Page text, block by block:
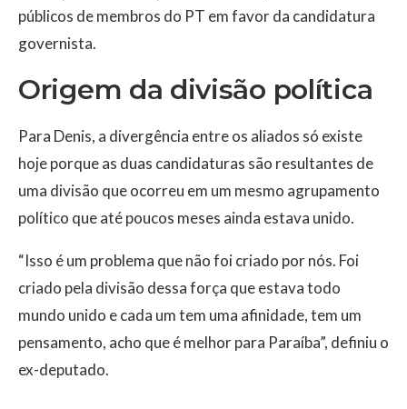
públicos de membros do PT em favor da candidatura
governista.
Origem da divisão política
Para Denis, a divergência entre os aliados só existe
hoje porque as duas candidaturas são resultantes de
uma divisão que ocorreu em um mesmo agrupamento
político que até poucos meses ainda estava unido.
“Isso é um problema que não foi criado por nós. Foi
criado pela divisão dessa força que estava todo
mundo unido e cada um tem uma afinidade, tem um
pensamento, acho que é melhor para Paraíba”, definiu o
ex-deputado.